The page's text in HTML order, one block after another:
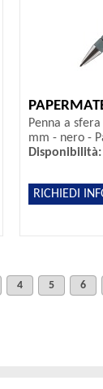
Penna a
mm - nero -
Disponibilità:
RICHIEDI
4 5 6